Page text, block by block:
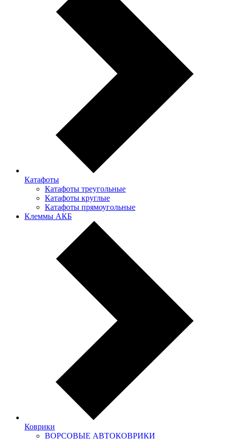
Катафоты
Катафоты треугольные
Катафоты круглые
Катафоты прямоугольные
Клеммы АКБ
Коврики
ВОРСОВЫЕ АВТОКОВРИКИ